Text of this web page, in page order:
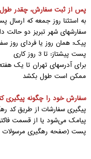
پس از ثبت سفارش، چقدر
به استثنا روز جمعه که ارسال
سفارشهای شهر تبریز دو حالت
پیک: همان روز یا فردای روز
پست پیشتاز: تا 3 روز کاری
ممکن است طول بکشد
سفارش خود را چگونه پیگیری
پیامک‌‌ می‌شود یا از قسمت
پست (صفحه رهگیری مرسولات